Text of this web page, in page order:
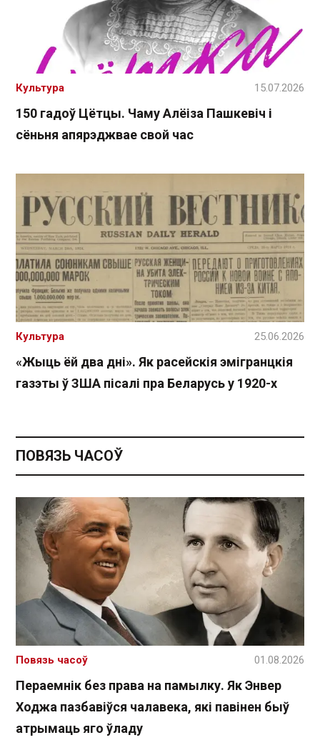
150 гадоў Цётцы. Чаму Алёіза Пашкевіч і
сёньня апярэджвае свой час
Культура 15.07.2026
«Жыць ёй два дні». Як расейскія эмігранцкія
газэты ў ЗША пісалі пра Беларусь у 1920-х
Культура 25.06.2026
ПОВЯЗЬ ЧАСОЎ
Пераемнік без права на памылку. Як Энвер
Ходжа пазбавіўся чалавека, які павінен быў
атрымаць яго ўладу
Повязь часоў 01.08.2026